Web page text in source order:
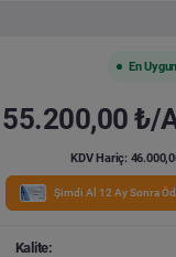
En
55.200,00 ₺/
KDV Hariç:
Şimdi Al 12 Ay Sonra
Kalite: